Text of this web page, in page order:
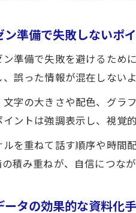
準備で失敗しないポ
準備で失敗を避けるため
誤った情報が混在しない
字の大きさや配色、グラ
ントは強調表示し、視覚
ルを重ねて話す順序や時間
積み重ねが、自信につな
ータの効果的な資料化